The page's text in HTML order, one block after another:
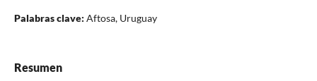
Palabras clave: Aftosa, Uruguay
Resumen